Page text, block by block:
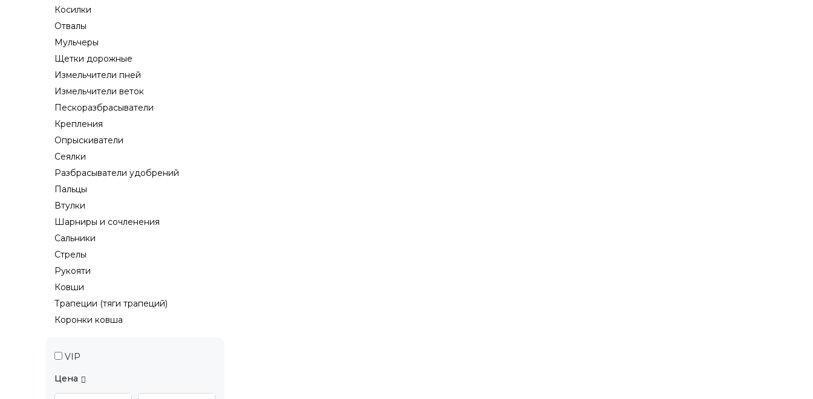
Косилки
Отвалы
Мульчеры
Щетки дорожные
Измельчители пней
Измельчители веток
Пескоразбрасыватели
Крепления
Опрыскиватели
Сеялки
Разбрасыватели удобрений
Пальцы
Втулки
Шарниры и сочленения
Сальники
Стрелы
Рукояти
Ковши
Трапеции (тяги трапеций)
Коронки ковша
VIP
Цена